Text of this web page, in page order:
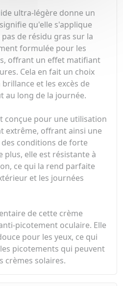
ultra-légère donne un
qu'elle s'applique
de résidu gras sur la
formulée pour les
offrant un effet matifiant
Cela en fait un choix
et les excès de
au long de la journée.
conçue pour une utilisation
extrême, offrant ainsi une
conditions de forte
plus, elle est résistante à
ce qui la rend parfaite
et les journées
de cette crème
picotement oculaire. Elle
pour les yeux, ce qui
picotements qui peuvent
crèmes solaires.